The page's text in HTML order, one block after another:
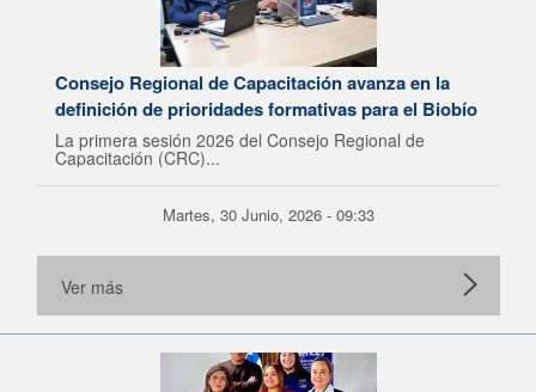
Consejo Regional de Capacitación avanza en la
definición de prioridades formativas para el Biobío
La primera sesión 2026 del Consejo Regional de
Capacitación (CRC)...
Martes, 30 Junio, 2026 - 09:33
Ver más